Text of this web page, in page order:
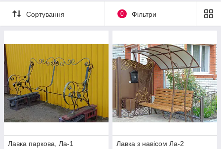
Сортування 0 Фільтри
Лавка паркова, Ла-1
Лавка з навісом Ла-2